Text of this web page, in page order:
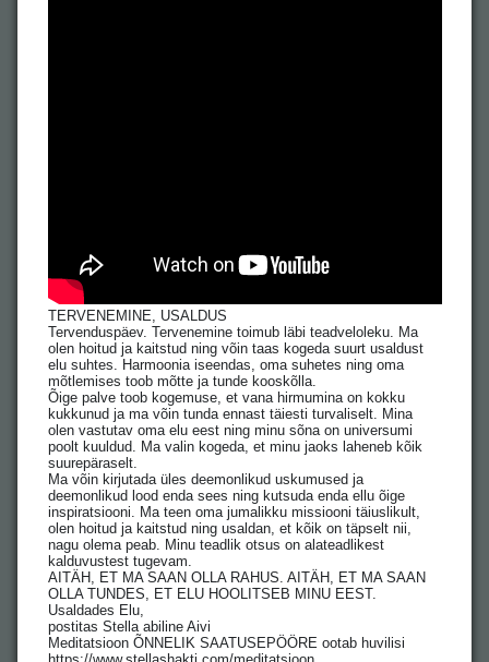
TERVENEMINE, USALDUS
Tervenduspäev. Tervenemine toimub läbi teadveloleku. Ma
olen hoitud ja kaitstud ning võin taas kogeda suurt usaldust
elu suhtes. Harmoonia iseendas, oma suhetes ning oma
mõtlemises toob mõtte ja tunde kooskõlla.
Õige palve toob kogemuse, et vana hirmumina on kokku
kukkunud ja ma võin tunda ennast täiesti turvaliselt. Mina
olen vastutav oma elu eest ning minu sõna on universumi
poolt kuuldud. Ma valin kogeda, et minu jaoks laheneb kõik
suurepäraselt.
Ma võin kirjutada üles deemonlikud uskumused ja
deemonlikud lood enda sees ning kutsuda enda ellu õige
inspiratsiooni. Ma teen oma jumalikku missiooni täiuslikult,
olen hoitud ja kaitstud ning usaldan, et kõik on täpselt nii,
nagu olema peab. Minu teadlik otsus on alateadlikest
kalduvustest tugevam.
AITÄH, ET MA SAAN OLLA RAHUS. AITÄH, ET MA SAAN
OLLA TUNDES, ET ELU HOOLITSEB MINU EEST.
Usaldades Elu,
postitas Stella abiline Aivi
Meditatsioon ÕNNELIK SAATUSEPÖÖRE ootab huvilisi